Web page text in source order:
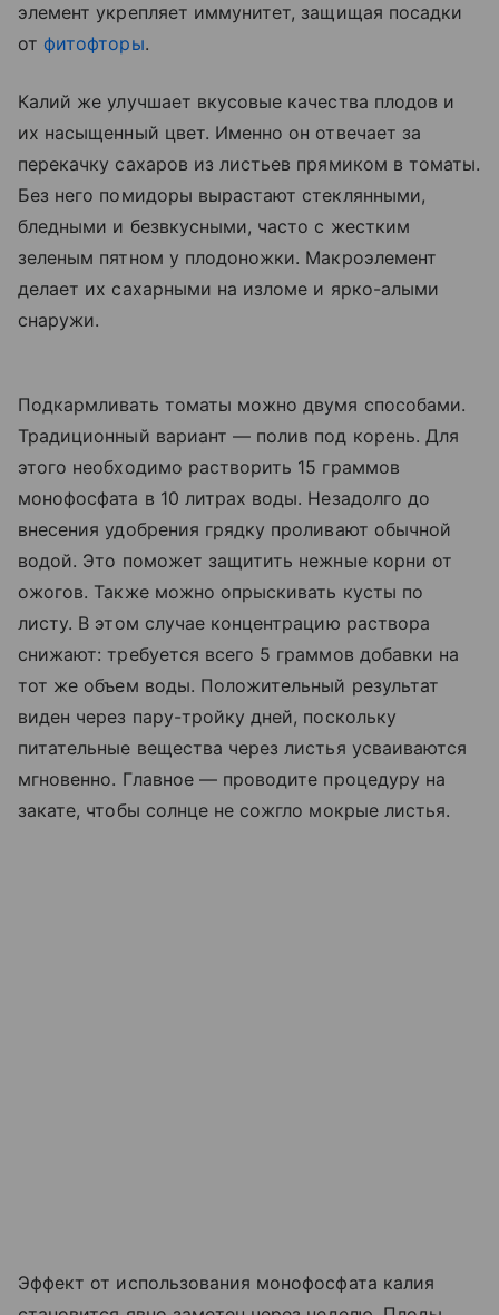
элемент укрепляет иммунитет, защищая посадки
от фитофторы.
Калий же улучшает вкусовые качества плодов и
их насыщенный цвет. Именно он отвечает за
перекачку сахаров из листьев прямиком в томаты.
Без него помидоры вырастают стеклянными,
бледными и безвкусными, часто с жестким
зеленым пятном у плодоножки. Макроэлемент
делает их сахарными на изломе и ярко-алыми
снаружи.
Подкармливать томаты можно двумя способами.
Традиционный вариант — полив под корень. Для
этого необходимо растворить 15 граммов
монофосфата в 10 литрах воды. Незадолго до
внесения удобрения грядку проливают обычной
водой. Это поможет защитить нежные корни от
ожогов. Также можно опрыскивать кусты по
листу. В этом случае концентрацию раствора
снижают: требуется всего 5 граммов добавки на
тот же объем воды. Положительный результат
виден через пару-тройку дней, поскольку
питательные вещества через листья усваиваются
мгновенно. Главное — проводите процедуру на
закате, чтобы солнце не сожгло мокрые листья.
Эффект от использования монофосфата калия